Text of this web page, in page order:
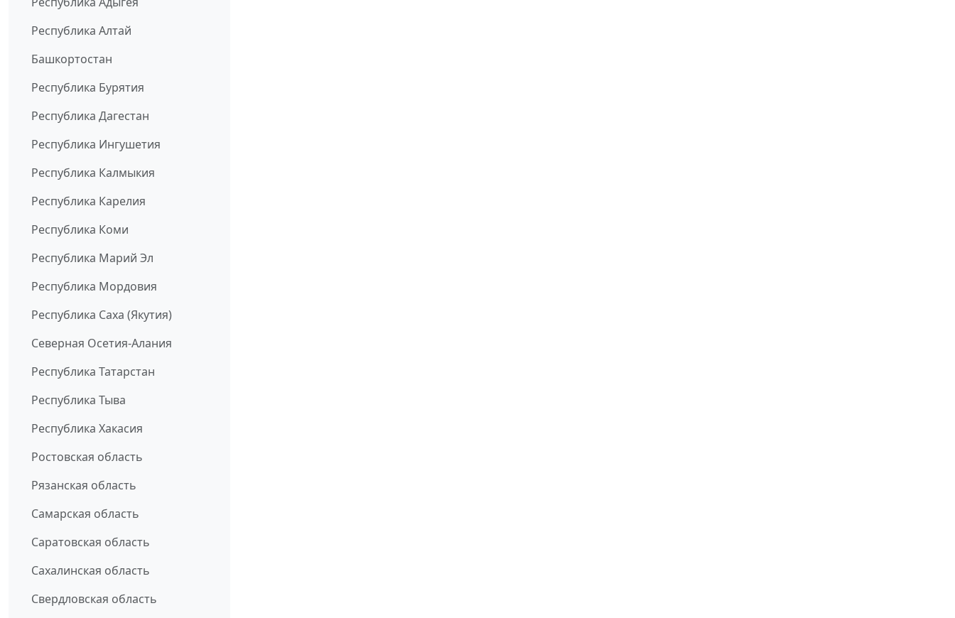
Республика Алтай
Башкортостан
Республика Бурятия
Республика Дагестан
Республика Ингушетия
Республика Калмыкия
Республика Карелия
Республика Коми
Республика Марий Эл
Республика Мордовия
Республика Саха (Якутия)
Северная Осетия-Алания
Республика Татарстан
Республика Тыва
Республика Хакасия
Ростовская область
Рязанская область
Самарская область
Саратовская область
Сахалинская область
Свердловская область